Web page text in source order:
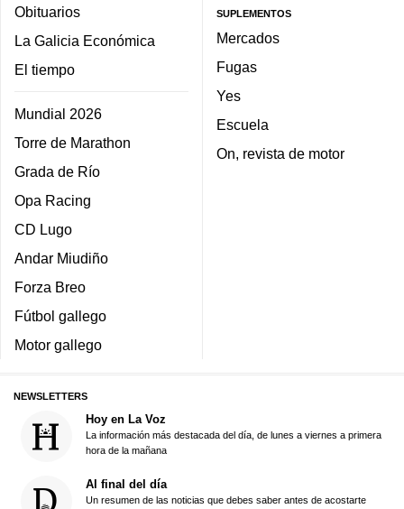
Obituarios
La Galicia Económica
El tiempo
Mundial 2026
Torre de Marathon
Grada de Río
Opa Racing
CD Lugo
Andar Miudiño
Forza Breo
Fútbol gallego
Motor gallego
SUPLEMENTOS
Mercados
Fugas
Yes
Escuela
On, revista de motor
NEWSLETTERS
Hoy en La Voz
La información más destacada del día, de lunes a viernes a primera
hora de la mañana
Al final del día
Un resumen de las noticias que debes saber antes de acostarte